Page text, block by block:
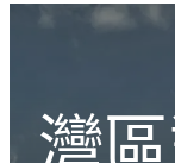
Introducing
文化的
灣